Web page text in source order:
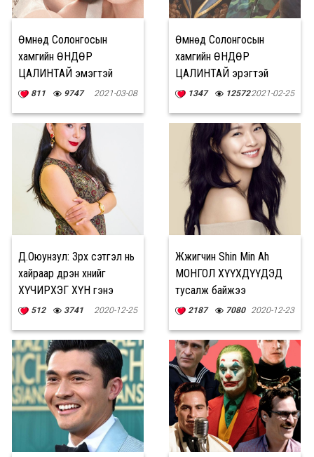
Өмнөд Солонгосын
хамгийн ӨНДӨР
ЦАЛИНТАЙ эмэгтэй
жүжигчид
811 9747 2021-03-08
Өмнөд Солонгосын
хамгийн ӨНДӨР
ЦАЛИНТАЙ эрэгтэй
жүжигчид
1347 125722021-02-25
Д.Оюунзул: Зүрх сэтгэл нь
хайраар дүүрэн хүнийг
ХҮЧИРХЭГ ХҮН гэнэ
512 3741 2020-12-25
Жүжигчин Shin Min Ah
МОНГОЛ ХҮҮХДҮҮДЭД
тусалж байжээ
2187 7080 2020-12-23